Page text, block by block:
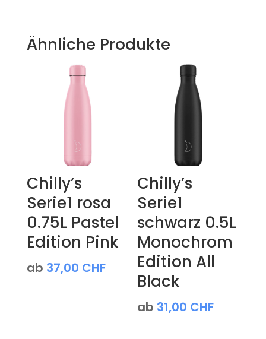
Ähnliche Produkte
Chilly’s
Serie1 rosa
0.75L Pastel
Edition Pink
ab 37,00 CHF
Chilly’s
Serie1
schwarz 0.5L
Monochrom
Edition All
Black
ab 31,00 CHF